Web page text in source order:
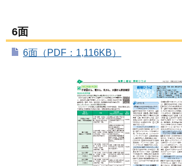
6面
6面（PDF：1,116KB）